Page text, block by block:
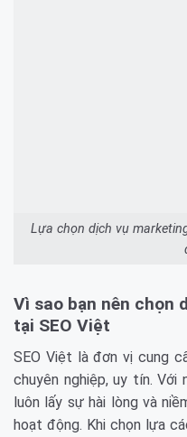
Lựa chọn dịch vụ
Vì sao bạn nên chọn
tại SEO Việt
SEO Việt là đơn vị cung
chuyên nghiệp, uy tín. Với
luôn lấy sự hài lòng và
hoạt động. Khi chọn lựa